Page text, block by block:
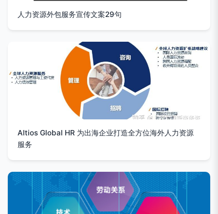
人力资源外包服务宣传文案29句
Altios Global HR 为出海企业打造全方位海外人力资源
服务